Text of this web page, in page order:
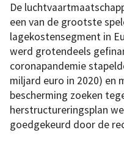
De
een van de grootste
lagekostensegment in
werd grotendeels
coronapandemie
miljard euro in 2020) en
bescherming zoeken
herstructureringsplan
goedgekeurd door de